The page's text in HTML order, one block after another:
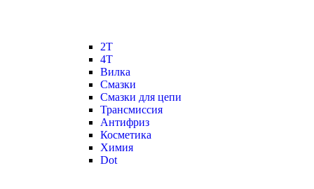
2Т
4Т
Вилка
Смазки
Смазки для цепи
Трансмиссия
Антифриз
Косметика
Химия
Dot